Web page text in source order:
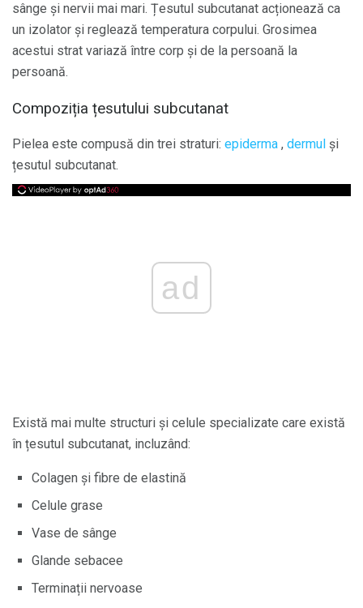
sânge și nervii mai mari. Țesutul subcutanat acționează ca
un izolator și reglează temperatura corpului. Grosimea
acestui strat variază între corp și de la persoană la
persoană.
Compoziția țesutului subcutanat
Pielea este compusă din trei straturi: epiderma , dermul și
țesutul subcutanat.
ad
Există mai multe structuri și celule specializate care există
în țesutul subcutanat, incluzând:
Colagen și fibre de elastină
Celule grase
Vase de sânge
Glande sebacee
Terminații nervoase